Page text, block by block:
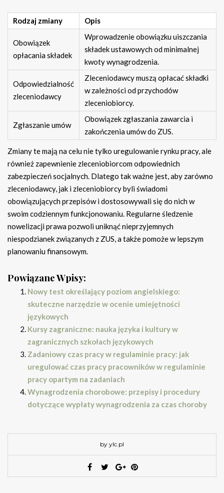
Rodzaj zmiany Opis
Obowiązek
opłacania składek
Wprowadzenie obowiązku uiszczania
składek ustawowych od minimalnej
kwoty wynagrodzenia.
Odpowiedzialność
zleceniodawcy
Zleceniodawcy muszą opłacać składki
w zależności od przychodów
zleceniobiorcy.
Zgłaszanie umów
Obowiązek zgłaszania zawarcia i
zakończenia umów do ZUS.
Zmiany te mają na celu nie tylko uregulowanie rynku pracy, ale
również zapewnienie zleceniobiorcom odpowiednich
zabezpieczeń socjalnych. Dlatego tak ważne jest, aby zarówno
zleceniodawcy, jak i zleceniobiorcy byli świadomi
obowiązujących przepisów i dostosowywali się do nich w
swoim codziennym funkcjonowaniu. Regularne śledzenie
nowelizacji prawa pozwoli uniknąć nieprzyjemnych
niespodzianek związanych z ZUS, a także pomoże w lepszym
planowaniu finansowym.
Powiązane Wpisy:
Nowy test określający poziom angielskiego:
skuteczne narzędzie w ocenie umiejętności
językowych
Kursy zagraniczne: nauka języka i kultury w
zagranicznych szkołach językowych
Zadaniowy czas pracy w regulaminie pracy: jak
uregulować czas pracy pracowników w regulaminie
pracy opartym na zadaniach
Wynagrodzenia chorobowe: przepisy i procedury
dotyczące wypłaty wynagrodzenia za czas choroby
by ylc.pl